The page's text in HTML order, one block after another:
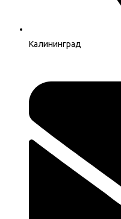
Калининград